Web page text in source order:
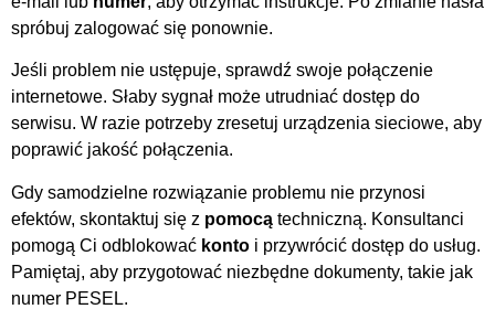
spróbuj zalogować się ponownie.
Jeśli problem nie ustępuje, sprawdź swoje połączenie
internetowe. Słaby sygnał może utrudniać dostęp do
serwisu. W razie potrzeby zresetuj urządzenia sieciowe, aby
poprawić jakość połączenia.
Gdy samodzielne rozwiązanie problemu nie przynosi
efektów, skontaktuj się z pomocą techniczną. Konsultanci
pomogą Ci odblokować konto i przywrócić dostęp do usług.
Pamiętaj, aby przygotować niezbędne dokumenty, takie jak
numer PESEL.